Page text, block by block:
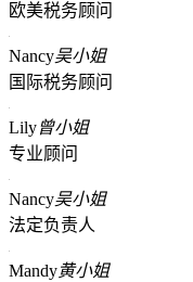
欧美税务顾问
Nancy吴小姐
国际税务顾问
Lily曾小姐
专业顾问
Nancy吴小姐
法定负责人
Mandy黄小姐